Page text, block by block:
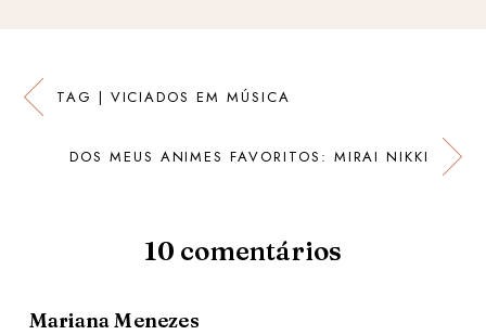
TAG | VICIADOS EM MÚSICA
DOS MEUS ANIMES FAVORITOS: MIRAI NIKKI
10 comentários
Mariana Menezes